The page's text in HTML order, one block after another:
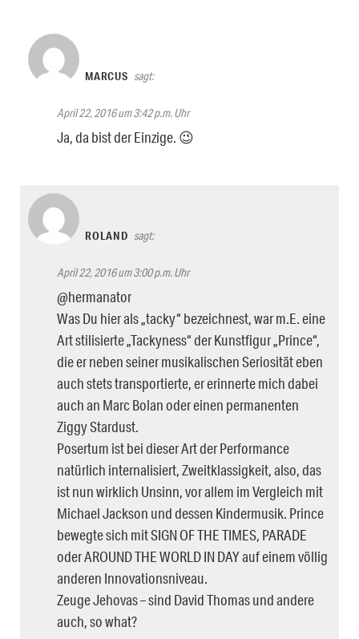
MARCUS sagt:
April 22, 2016 um 3:42 p.m. Uhr
Ja, da bist der Einzige. 😉
ROLAND sagt:
April 22, 2016 um 3:00 p.m. Uhr
@hermanator
Was Du hier als „tacky“ bezeichnest, war m.E. eine
Art stilisierte „Tackyness“ der Kunstfigur „Prince“,
die er neben seiner musikalischen Seriosität eben
auch stets transportierte, er erinnerte mich dabei
auch an Marc Bolan oder einen permanenten
Ziggy Stardust.
Posertum ist bei dieser Art der Performance
natürlich internalisiert, Zweitklassigkeit, also, das
ist nun wirklich Unsinn, vor allem im Vergleich mit
Michael Jackson und dessen Kindermusik. Prince
bewegte sich mit SIGN OF THE TIMES, PARADE
oder AROUND THE WORLD IN DAY auf einem völlig
anderen Innovationsniveau.
Zeuge Jehovas – sind David Thomas und andere
auch, so what?